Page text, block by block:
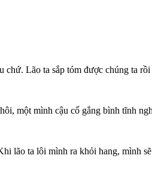
chứ. Lão ta sắp tóm được chúng ta
một mình cậu cố gắng bình tĩnh
lão ta lôi mình ra khỏi hang, mình